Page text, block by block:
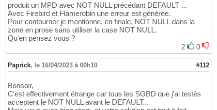
produit un MPD avec NOT NULL précédant DEFAULT ...
Avec Firebird et Flamerobin une erreur est générée.
Pour contourner je mentionne, en finale, NOT NULL dans la
zone en prose sans utiliser la case NOT NULL.
Qu'en pensez vous ?
2
0
Paprick, le 16/04/2023 à 00h10 #112
Bonsoir,
C'est effectivement étrange car tous les SGBD que j'ai testés
acceptent le NOT NULL avant le DEFAULT...